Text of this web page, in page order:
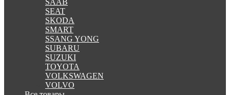
SAAB
SEAT
SKODA
SMART
SSANG YONG
SUBARU
SUZUKI
TOYOTA
VOLKSWAGEN
VOLVO